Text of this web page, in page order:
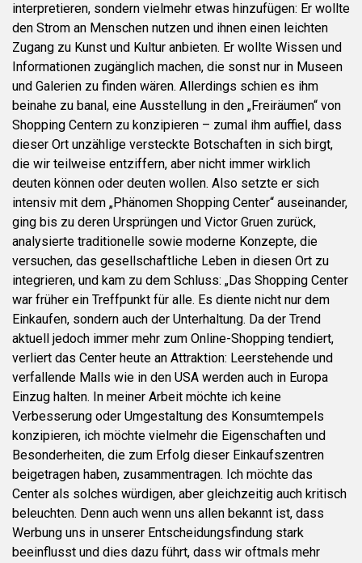
interpretieren, sondern vielmehr etwas hinzufügen: Er wollte
den Strom an Menschen nutzen und ihnen einen leichten
Zugang zu Kunst und Kultur anbieten. Er wollte Wissen und
Informationen zugänglich machen, die sonst nur in Museen
und Galerien zu finden wären. Allerdings schien es ihm
beinahe zu banal, eine Ausstellung in den „Freiräumen“ von
Shopping Centern zu konzipieren – zumal ihm auffiel, dass
dieser Ort unzählige versteckte Botschaften in sich birgt,
die wir teilweise entziffern, aber nicht immer wirklich
deuten können oder deuten wollen. Also setzte er sich
intensiv mit dem „Phänomen Shopping Center“ auseinander,
ging bis zu deren Ursprüngen und Victor Gruen zurück,
analysierte traditionelle sowie moderne Konzepte, die
versuchen, das gesellschaftliche Leben in diesen Ort zu
integrieren, und kam zu dem Schluss: „Das Shopping Center
war früher ein Treffpunkt für alle. Es diente nicht nur dem
Einkaufen, sondern auch der Unterhaltung. Da der Trend
aktuell jedoch immer mehr zum Online-Shopping tendiert,
verliert das Center heute an Attraktion: Leerstehende und
verfallende Malls wie in den USA werden auch in Europa
Einzug halten. In meiner Arbeit möchte ich keine
Verbesserung oder Umgestaltung des Konsumtempels
konzipieren, ich möchte vielmehr die Eigenschaften und
Besonderheiten, die zum Erfolg dieser Einkaufszentren
beigetragen haben, zusammentragen. Ich möchte das
Center als solches würdigen, aber gleichzeitig auch kritisch
beleuchten. Denn auch wenn uns allen bekannt ist, dass
Werbung uns in unserer Entscheidungsfindung stark
beeinflusst und dies dazu führt, dass wir oftmals mehr